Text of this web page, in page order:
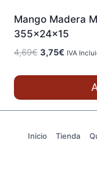
Mango Madera
355x24x15
4,69€ El
3,75€ El
IVA
Inicio Tienda